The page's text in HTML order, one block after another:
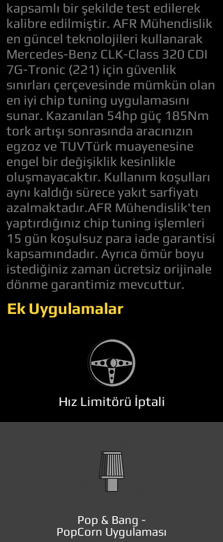
kapsamlı bir şekilde test edilerek
kalibre edilmiştir. AFR Mühendislik
en güncel teknolojileri kullanarak
Mercedes-Benz CLK-Class 320 CDI
7G-Tronic (221) için güvenlik
sınırları çerçevesinde mümkün olan
en iyi chip tuning uygulamasını
sunar. Kazanılan 54hp güç 185Nm
tork artışı sonrasında aracınızın
egzoz ve TUVTürk muayenesine
engel bir değişiklik kesinlikle
oluşmayacaktır. Kullanım koşulları
aynı kaldığı sürece yakıt sarfiyatı
azalmaktadır.AFR Mühendislik'ten
yaptırdığınız chip tuning işlemleri
15 gün koşulsuz para iade garantisi
kapsamındadır. Ayrıca ömür boyu
istediğiniz zaman ücretsiz orijinale
dönme garantimiz mevcuttur.
Ek Uygulamalar
Hız Limitörü İptali
Pop & Bang -
PopCorn Uygulaması